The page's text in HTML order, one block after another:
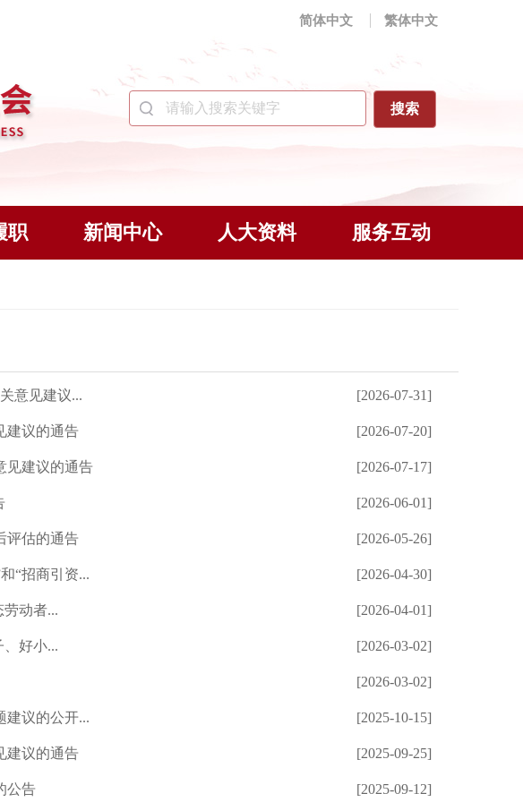
简体中文 繁体中文
职 新闻中心 人大资料 服务互动
意见建议... [2026-07-31]
建议的通告 [2026-07-20]
见建议的通告 [2026-07-17]
[2026-06-01]
评估的通告 [2026-05-26]
“招商引资... [2026-04-30]
劳动者... [2026-04-01]
、好小... [2026-03-02]
[2026-03-02]
建议的公开... [2025-10-15]
建议的通告 [2025-09-25]
公告 [2025-09-12]